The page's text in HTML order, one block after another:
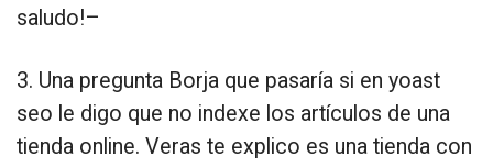
saludo!–
3. Una pregunta Borja que pasaría si en yoast
seo le digo que no indexe los artículos de una
tienda online. Veras te explico es una tienda con